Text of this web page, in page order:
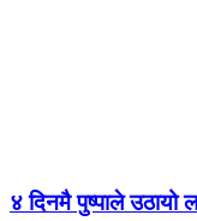
४ दिनमै पुष्पाले उठायो